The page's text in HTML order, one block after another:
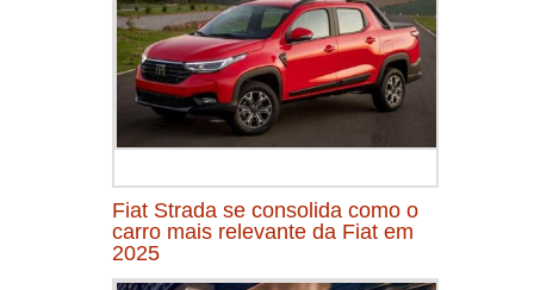
Fiat Strada se consolida como o
carro mais relevante da Fiat em
2025